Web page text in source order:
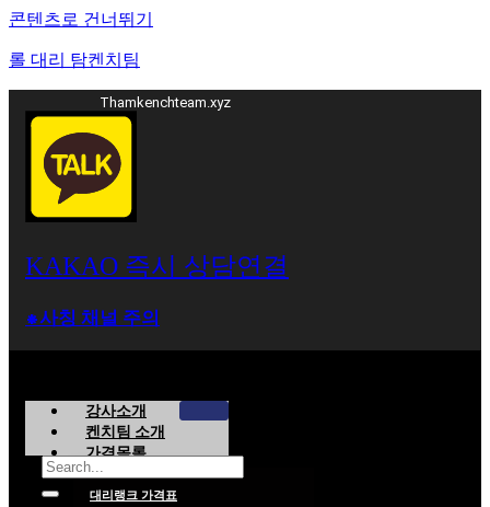
콘텐츠로 건너뛰기
롤 대리 탐켄치팀
Thamkenchteam.xyz
KAKAO 즉시 상담연결
⁕사칭 채널 주의
강사소개
켄치팀 소개
가격목록
대리랭크 가격표